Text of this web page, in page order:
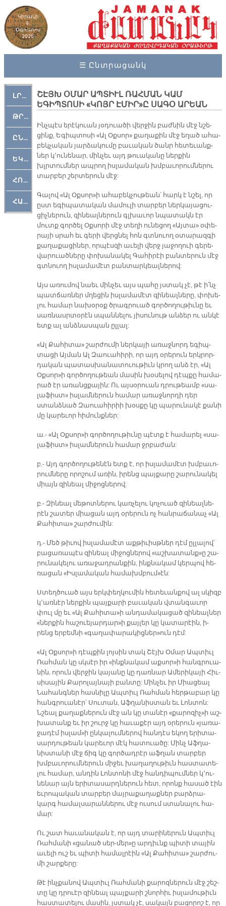
Կիրակի
9,
Օգոստոս
2026
☰ Ընտրացանկ
ԼՐԱՀՈՍ
ԹՐՔԱՀԱՅ ԿԵԱՆՔ
ԸՆԿԵՐԱՄՇԱԿՈՒԹԱՅԻՆ
ԵԿԵՂԵՑԱԿԱՆ
ՀՈԳԵՄՏԱՒՈՐ
ՀԱՐԹԱԿ
ՇԷՅԽ ՕՄԱՐ ԱՊՏԻՒԼ ՌԱՀՄԱՆ ԿԱՄ
ԵԳԻՊՏՈՍԻ «ԿՈՅՐ ԷՄԻՐ»Ը ՍԱԳՕ ԱՐԵԱՆ
Ինչ­պէս երէկուան յօ­դուա­ծի վեր­ջին բաժ­նին մէջ նշե­
ցինք, Ե­գիպ­տո­սի «Ալ Օք­սոր» քա­ղա­քին մէջ ե­ղած ա­հա­
բեկ­չա­կան յար­ձա­կու­մը բա­ւա­կան ծանր հե­տե­ւանք­
ներ կ՚ու­նե­նար, մին­չեւ այդ թուա­կա­նը ներ­քին
խլրտում­ներ ապ­րող իս­լա­մա­կան խմբա­ւո­րում­նե­րու
տար­բեր շեր­տե­րուն մէջ:
Գա­լով «Ալ Օք­սոր»ի ա­հա­բեկ­չու­թեան՝ հարկ է նշել, որ
ըստ ե­գի­պա­տա­կան մա­մու­լի տար­բեր ներ­կա­յա­ցու­
ցիչ­նե­րուն, զի­նեալ­նե­րուն գլխա­ւոր նպա­տակն էր
մուտք գոր­ծել Օք­սո­րի մէջ տե­ղի ու­նե­ցող «Այտա» օ­փե­
րա­յի սրահ եւ գե­րի վերց­նել հոն գտնուող օ­տա­րազ­գի
քա­ղա­քա­ցի­ներ, որ­պէս­զի ա­ւե­լի վերջ յա­ջո­ղուի գե­րե­
վա­րուած­նե­րը փո­խա­նա­կել Գա­հի­րէի բան­տե­րուն մէջ
գտնուող իս­լա­մա­մէտ բան­տար­կեալ­նե­րով:
Այս ա­ռու­մով նաեւ մին­չեւ այս պա­հը յստակ չէ, թէ ի՛նչ
պատ­ճառ­ներ մղե­ցին իս­լա­մա­մէտ զի­նեալ­նե­րը, փո­խե­
լու հա­մար նա­խօ­րօք ծրագ­րուած գոր­ծո­ղու­թիւ­նը եւ
սառ­նասր­տօ­րէն սպան­նե­լու յի­սունութ ան­ձեր ու ան­կէ
ետք ալ անձ­նաս­պան ըլ­լալ:
«Ալ Քա­հի­տա» շար­ժու­մի ներ­կա­յի ա­ռաջ­նորդ ե­գիպ­
տա­ցի Այ­ման Ալ Զաուահի­րի, որ այդ օ­րե­րուն երկ­րոր­
դա­կան պա­տաս­խա­նա­տուու­թիւն կրող անձ էր, «Ալ
Օք­սոր»ի գոր­ծո­ղու­թեան մա­սին խօ­սե­լով դէպ­քը հա­մա­
րած էր ա­ռանց­քա­յին: Ու այ­սօ­րուան դրու­թեամբ «սա­
լա­ֆիստ» իս­լամ­նե­րուն հա­մար ա­ռաջ­նոր­դի դեր
ստանձ­նած Զաուա­հի­րիի խօս­քը կը պա­րու­նա­կէ քա­նի
մը կա­րե­ւոր հի­մունք­ներ:
ա.- «Ալ Օք­սոր»ի գոր­ծո­ղու­թիւ­նը պէտք է հա­մա­րել «սա­
լա­ֆիստ» իս­լամ­նե­րուն հա­մար ջրբա­ժան:
բ.- Այդ գոր­ծո­ղու­թե­նէն ետք է, որ իս­լա­մա­մէտ խմբա­ւո­
րում­նե­րը ո­րո­շում ա­ռին, ի­րենց պայ­քա­րը շա­րու­նա­կել
միայն զի­նեալ մի­ջոց­նե­րով:
բ.- Զի­նեալ մե­թոտ­նե­րու կառ­չե­լու կոչուած զի­նեալ­նե­
րէն շա­տեր միա­ցան այդ օ­րե­րուն ոչ հան­րա­ճա­նաչ «Ալ
Քա­հի­տա» շար­ժու­մին:
դ.- Մեծ թի­ւով իս­լա­մա­մէտ աք­թի­ւիսթ­ներ դէմ ըլ­լա­լով՝
բա­ցա­ռա­պէս զի­նեալ մի­ջոց­նե­րով «աշ­խա­տանք»ը շա­
րու­նա­կե­լու ա­ռա­ջադ­րան­քին, ինք­նա­կամ կեր­պով հե­
ռա­ցան «Իս­լա­մա­կան հա­մախմ­բում»էն:
Ստեղ­ծուած այս երկ­փեղ­կու­մին հե­տե­ւան­քով ալ սկիզբ
կ՚առ­նէր ներ­քին պայ­քա­րի բա­ւա­կան վտան­գա­ւոր
փուլ մը եւ «Ալ Քա­հի­տա»ի ան­դա­մա­կա­ցած զի­նեալ­ներ
«ներ­քին հա­շուե­յար­դար»ի քայ­լեր կը կա­տա­րէին, ի­
րենց եր­բեմ­նի «գա­ղա­փա­րա­կից­ներ»ուն դէմ:
«Ալ Օք­սոր»ի դէպ­քին լոյ­սին տակ Շէյխ Օ­մար Ապ­տիւլ
Ռահ­ման կը սկսէր իր «ինք­նա­կամ աք­սոր»ի հանգ­րուա­
նին, ո­րուն վեր­ջին կա­յա­նը կը դառ­նար Ա­մե­րի­կա­յի Հիւ­
սի­սա­յին Քա­րո­լայ­նա­յի բան­տը: Մին­չեւ իր Միա­ցեալ
Նա­հանգ­ներ հաս­նի­լը Ապ­տիւլ Ռահ­ման հեր­թա­բար կը
հանգ­րուա­նէր՝ Սու­տան, Աֆ­ղա­նիս­տան եւ Լոն­տոն:
Նշեալ քա­ղաք­նե­րուն մէջ ան կը տա­նէր «քա­րո­զիչ»ի աշ­
խա­տանք եւ իր շուրջ կը հա­ւա­քէր այդ օ­րե­րուն «յա­ռա­
ջա­դէմ իս­լամ»ի ըն­կա­լում­նե­րով հան­դէս ե­կող ե­րի­տա­
սար­դու­թեան կա­րե­ւոր մէկ հա­տուա­ծը: Մինչ Աֆ­ղա­
նիս­տա­նի մէջ ճիգ կը գոր­ծադ­րէր աֆ­ղան տար­բեր
խմբա­ւո­րում­նե­րուն մի­ջեւ խա­ղա­ղու­թիւն հաս­տա­տե­
լու հա­մար, ան­դին Լոն­տո­նի մէջ հան­դի­պում­ներ կ՚ու­
նե­նար այն ե­րի­տա­սարդ­նե­րուն հետ, ո­րոնք հա­սած էին
եւ­րո­պա­կան տար­բեր մայ­րա­քա­ղաք­ներ բարձ­րա­
կարգ հա­մալ­սա­րան­նե­րու մէջ ու­սում ստա­նա­լու հա­
մար:
Ու շատ հա­ւա­նա­կան է, որ այդ տա­րի­նե­րուն Ապ­տիւլ
Ռահ­մա­նի «ցա­նած սեր-­մեր»ը ար­դիւնք պի­տի տա­յին
ա­ւե­լի ուշ եւ պի­տի հա­մալ­րէին «Ալ Քա­հի­տա» շար­ժու­
մի շար­քե­րը:
Թէ ինչ­քա­նով Ապ­տիւլ Ռահ­մա­նի քա­րոզ­նե­րուն մէջ շեշ­
տը կը դրուէր զի­նեալ պայ­քա­րի շնոր­հիւ իս­լա­մու­թիւն
հաս­տա­տե­լու մա­սին, յստակ չէ, սա­կայն բա­ցո­րոշ է, որ